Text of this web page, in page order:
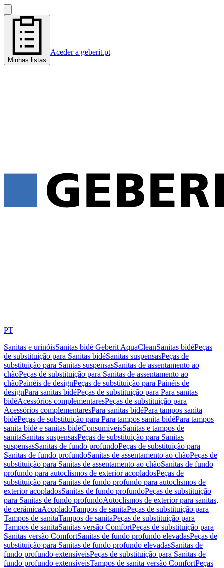
Minhas listas
Aceder a geberit.pt
PT
Sanitas e urinóisSanitas bidé Geberit AquaCleanSanitas bidéPeças
de substituição para Sanitas bidéSanitas suspensasPeças de
substituição para Sanitas suspensasSanitas de assentamento ao
chãoPeças de substituição para Sanitas de assentamento ao
chãoPainéis de designPeças de substituição para Painéis de
designPara sanitas bidéPeças de substituição para Para sanitas
bidéAcessórios complementaresPeças de substituição para
Acessórios complementaresPara sanitas bidéPara tampos sanita
bidéPeças de substituição para Para tampos sanita bidéPara tampos
sanita bidé e sanitas bidéConsumíveisSanitas e tampos de
sanitaSanitas suspensasPeças de substituição para Sanitas
suspensasSanitas de fundo profundoPeças de substituição para
Sanitas de fundo profundoSanitas de assentamento ao chãoPeças de
substituição para Sanitas de assentamento ao chãoSanitas de fundo
profundo para autoclismos de exterior acopladosPeças de
substituição para Sanitas de fundo profundo para autoclismos de
exterior acopladosSanitas de fundo profundoPeças de substituição
para Sanitas de fundo profundoAutoclismos de exterior para sanitas,
de cerâmicaAcopladoTampos de sanitaPeças de substituição para
Tampos de sanitaTampos de sanitaPeças de substituição para
Tampos de sanitaSanitas versão ComfortPeças de substituição para
Sanitas versão ComfortSanitas de fundo profundo elevadasPeças de
substituição para Sanitas de fundo profundo elevadasSanitas de
fundo profundo extensíveisPeças de substituição para Sanitas de
fundo profundo extensíveisTampos de sanita versão ComfortPeças